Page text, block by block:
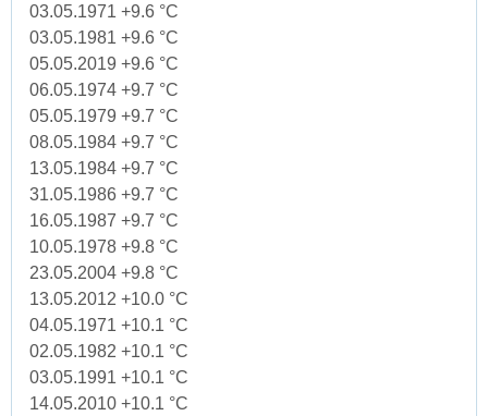
03.05.1971 +9.6 °C
03.05.1981 +9.6 °C
05.05.2019 +9.6 °C
06.05.1974 +9.7 °C
05.05.1979 +9.7 °C
08.05.1984 +9.7 °C
13.05.1984 +9.7 °C
31.05.1986 +9.7 °C
16.05.1987 +9.7 °C
10.05.1978 +9.8 °C
23.05.2004 +9.8 °C
13.05.2012 +10.0 °C
04.05.1971 +10.1 °C
02.05.1982 +10.1 °C
03.05.1991 +10.1 °C
14.05.2010 +10.1 °C